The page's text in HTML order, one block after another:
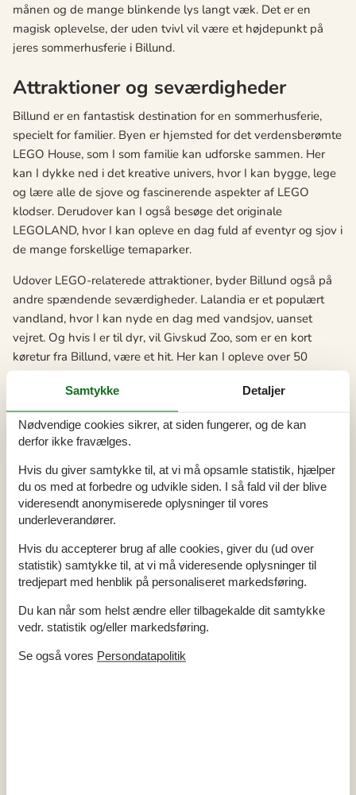
månen og de mange blinkende lys langt væk. Det er en
magisk oplevelse, der uden tvivl vil være et højdepunkt på
jeres sommerhusferie i Billund.
Attraktioner og seværdigheder
Billund er en fantastisk destination for en sommerhusferie,
specielt for familier. Byen er hjemsted for det verdensberømte
LEGO House, som I som familie kan udforske sammen. Her
kan I dykke ned i det kreative univers, hvor I kan bygge, lege
og lære alle de sjove og fascinerende aspekter af LEGO
klodser. Derudover kan I også besøge det originale
LEGOLAND, hvor I kan opleve en dag fuld af eventyr og sjov i
de mange forskellige temaparker.
Udover LEGO-relaterede attraktioner, byder Billund også på
andre spændende seværdigheder. Lalandia er et populært
vandland, hvor I kan nyde en dag med vandsjov, uanset
vejret. Og hvis I er til dyr, vil Givskud Zoo, som er en kort
køretur fra Billund, være et hit. Her kan I opleve over 50
forskellige dyrearter fra hele verden, og børnene vil elske at
se løver, giraffer og elefanter på tæt hold.
Efter en dag fuld af oplevelser, kan I slappe af ved jeres
sommerhus. Her kan I nyde roen og hinandens selskab, mens
I laver mad og spiller spil sammen. Hvis vejret tillader det, kan
I også bruge tid på at udforske de omkringliggende
naturområder, hvor I kan nyde en picnic eller bruge en
eftermiddag på bygning af sandslotte. Alt i alt, er Billund en
søger en blanding af sjov, eventyr og afslapning.
Her er et udvalg af de spændende oplevelser, der venter jer:
Legoland Billund: Dette er en af de mest kendte
bygget af Lego klodser. Her kan I opleve både forlystelser,
Samtykke Detaljer
Nødvendige cookies sikrer, at siden fungerer, og de kan
derfor ikke fravælges.
Hvis du giver samtykke til, at vi må opsamle statistik, hjælper
du os med at forbedre og udvikle siden. I så fald vil der blive
videresendt anonymiserede oplysninger til vores
underleverandører.
Hvis du accepterer brug af alle cookies, giver du (ud over
statistik) samtykke til, at vi må videresende oplysninger til
tredjepart med henblik på personaliseret markedsføring.
Du kan når som helst ændre eller tilbagekalde dit samtykke
vedr. statistik og/eller markedsføring.
Se også vores Persondatapolitik